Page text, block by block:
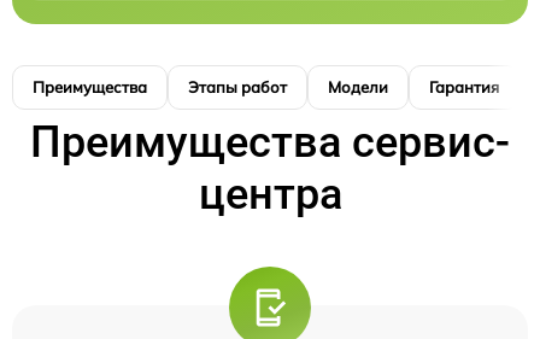
Преимущества Этапы работ Модели Гарантия
Преимущества сервис-
центра